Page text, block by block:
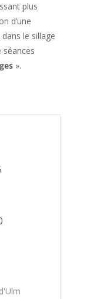
plus
d’une
le sillage
séances
».